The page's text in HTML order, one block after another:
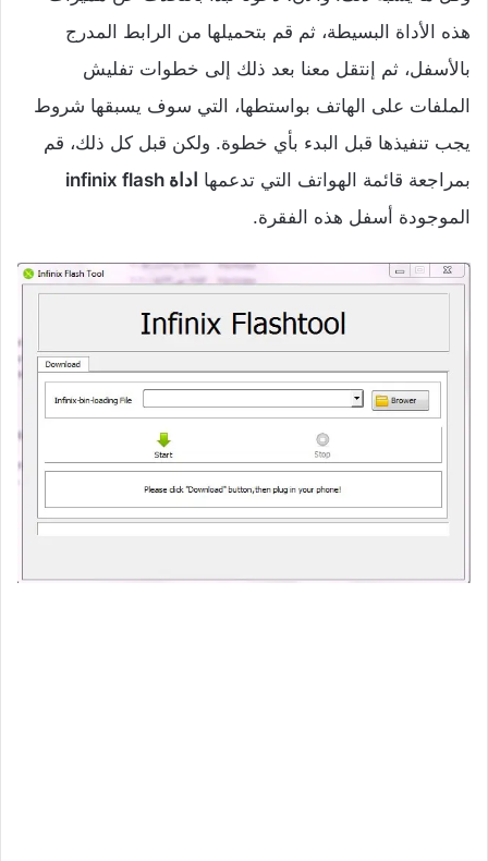
هذه الأداة البسيطة، ثم قم بتحميلها من الرابط المدرج
بالأسفل، ثم إنتقل معنا بعد ذلك إلى خطوات تفليش
الملفات على الهاتف بواستطها، التي سوف يسبقها شروط
يجب تنفيذها قبل البدء بأي خطوة. ولكن قبل كل ذلك، قم
بمراجعة قائمة الهواتف التي تدعمها اداة infinix flash
الموجودة أسفل هذه الفقرة.